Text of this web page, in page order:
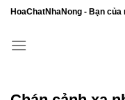
Chuyển
nội
HoaChatNhaNong - Bạn của